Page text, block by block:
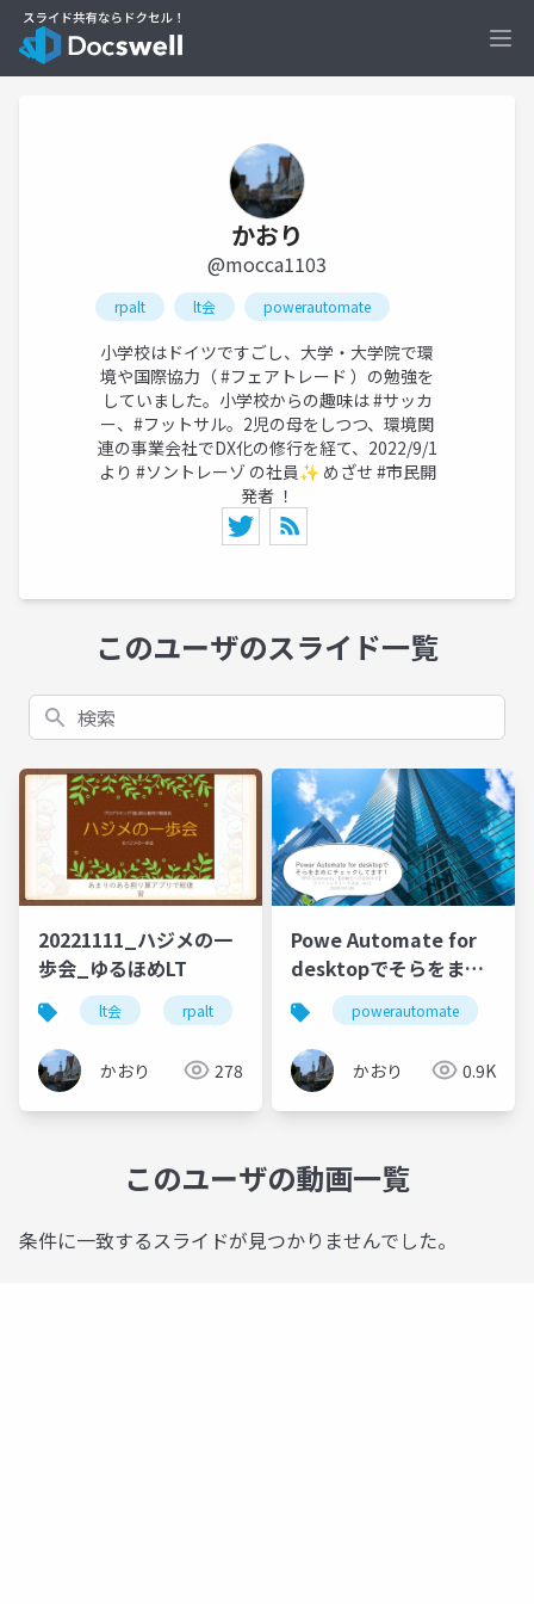
かおり
@mocca1103
rpalt lt会 powerautomate
小学校はドイツですごし、大学・大学院で環
境や国際協力（ #フェアトレード ）の勉強を
していました。小学校からの趣味は #サッカ
ー、#フットサル。2児の母をしつつ、環境関
連の事業会社でDX化の修行を経て、2022/9/1
より #ソントレーゾ の社員✨ めざせ #市民開
発者 ！
このユーザのスライド一覧
検索
20221111_ハジメの一
歩会_ゆるほめLT
lt会 rpalt ハジメの一歩会 power apps
かおり 278
Powe Automate for
desktopでそらをまめ
にチェックしてます
powerautomate
かおり 0.9K
このユーザの動画一覧
条件に一致するスライドが見つかりませんでした。